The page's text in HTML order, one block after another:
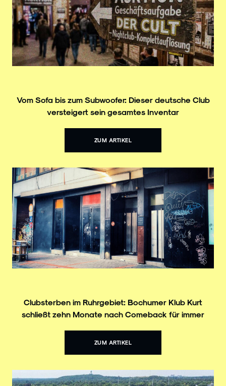
Vom Sofa bis zum Subwoofer: Dieser deutsche Club
versteigert sein gesamtes Inventar
ZUM ARTIKEL
Clubsterben im Ruhrgebiet: Bochumer Klub Kurt
schließt zehn Monate nach Comeback für immer
ZUM ARTIKEL